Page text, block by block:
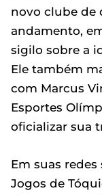
novo clube de
andamento,
sigilo sobre a
Ele também
com Marcus
Esportes
oficializar sua
Em suas
Jogos de